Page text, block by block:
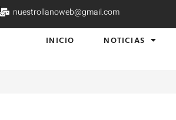
nuestrollanoweb@gmail.com
INICIO NOTICIAS